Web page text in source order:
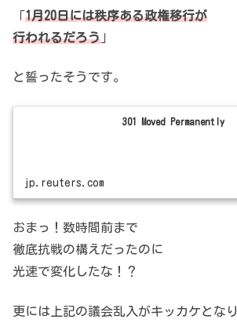
「1月20日には秩序ある政権移行が
行われるだろう 」
と誓ったそうです。
301 Moved Permanently
jp.reuters.com
おまっ！数時間前まで
徹底抗戦の構えだったのに
光速で変化したな！？
更には上記の議会乱入がキッカケとなり